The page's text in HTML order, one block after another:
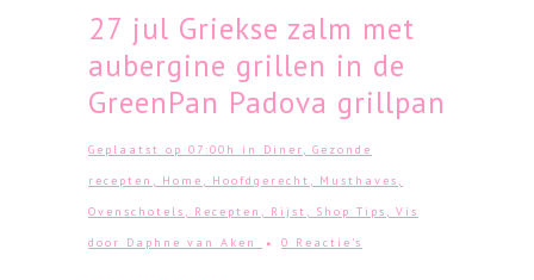
27 jul Griekse zalm met
aubergine grillen in de
GreenPan Padova grillpan
Geplaatst op 07:00h in Diner, Gezonde
recepten , Home , Hoofdgerecht , Musthaves ,
Ovenschotels , Recepten , Rijst , Shop Tips , Vis
door Daphne van Aken 0 Reactie's